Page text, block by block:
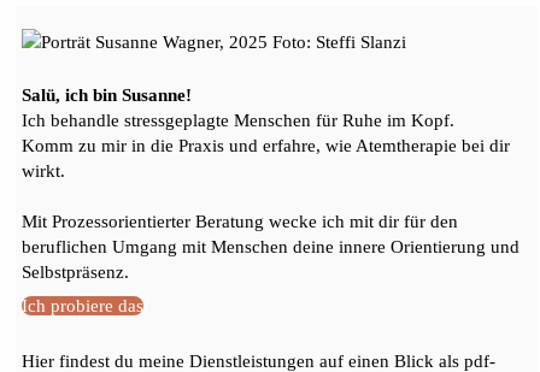
Salü, ich bin Susanne!
Ich behandle stressgeplagte Menschen für Ruhe im Kopf.
Komm zu mir in die Praxis und erfahre, wie Atemtherapie bei dir
wirkt.
Mit Prozessorientierter Beratung wecke ich mit dir für den
beruflichen Umgang mit Menschen deine innere Orientierung und
Selbstpräsenz.
Ich probiere das
Hier findest du meine Dienstleistungen auf einen Blick als pdf-